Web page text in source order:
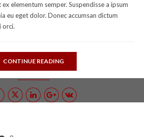
elementum semper. Suspendisse a ipsum
eu eget dolor. Donec accumsan dictum
orci.
CONTINUE READING